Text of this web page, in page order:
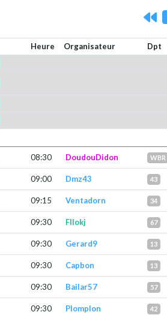
Heure Organisateur Dpt
08:30 DoudouDidon WBR
09:00 Dmz43 43
09:15 Ventadorn 34
09:30 Fllokj 67
09:30 Gerard9 13
09:30 Capbon 13
09:30 Bailar57 57
09:30 Plomplon 42